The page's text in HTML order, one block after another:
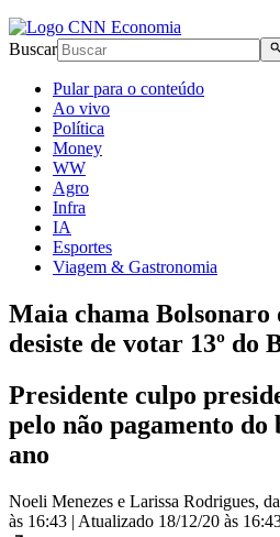
Buscar
Pular para o conteúdo
Ao vivo
Política
Money
WW
Agro
Infra
IA
Esportes
Viagem & Gastronomia
Maia chama Bolsonaro
desiste de votar 13º do
Presidente culpo
pelo não pagamento do
ano
Noeli Menezes e Larissa Rodrigues,
às 16:43 | Atualizado 18/12/20 às